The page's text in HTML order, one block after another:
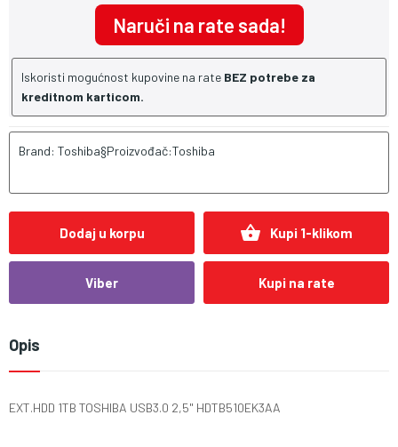
Naruči na rate sada!
Iskoristi mogućnost kupovine na rate BEZ potrebe za
kreditnom karticom.
Brand: Toshiba§Proizvođač:Toshiba
Dodaj u korpu shopping_basket Kupi 1-klikom
Viber Kupi na rate
Opis
EXT.HDD 1TB TOSHIBA USB3.0 2,5" HDTB510EK3AA